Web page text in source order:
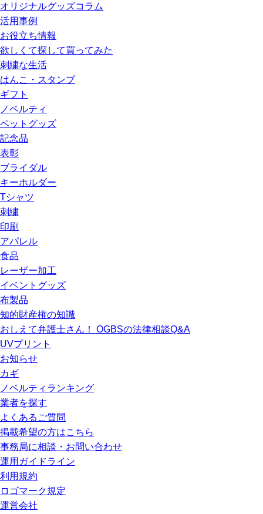
オリジナルグッズコラム
活用事例
お役立ち情報
欲しくて探して買ってみた
刺繍な生活
はんこ・スタンプ
ギフト
ノベルティ
ペットグッズ
記念品
表彰
ブライダル
キーホルダー
Tシャツ
刺繍
印刷
アパレル
食品
レーザー加工
イベントグッズ
布製品
知的財産権の知識
おしえて弁護士さん！ OGBSの法律相談Q&A
UVプリント
お知らせ
カギ
ノベルティランキング
業者を探す
よくあるご質問
掲載希望の方はこちら
事務局に相談・お問い合わせ
運用ガイドライン
利用規約
ロゴマーク規定
運営会社